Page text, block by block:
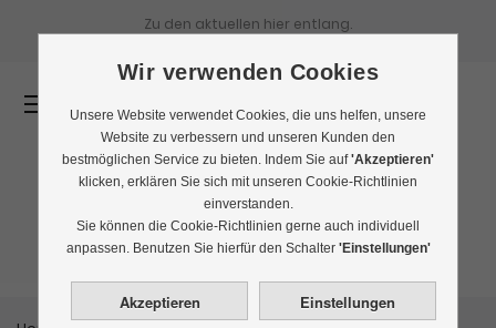
Zu den aktuellen hier entlang.
Bestseller
Wir verwenden Cookies
Unsere Website verwendet Cookies, die uns helfen, unsere
Website zu verbessern und unseren Kunden den
bestmöglichen Service zu bieten. Indem Sie auf'Akzeptieren'
klicken, erklären Sie sich mit unseren Cookie-Richtlinien
einverstanden.
Sie können die Cookie-Richtlinien gerne auch individuell
anpassen. Benutzen Sie hierfür den Schalter 'Einstellungen'